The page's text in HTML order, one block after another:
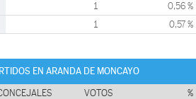
1 0,56 %
1 0,57 %
EN ARANDA DE MONCAYO
VOTOS %